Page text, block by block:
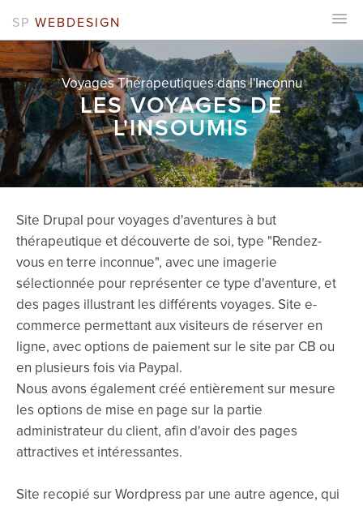
SP WEBDESIGN
Voyages Thérapeutiques dans l'Inconnu
LES VOYAGES DE
L'INSOUMIS
Site Drupal pour voyages d'aventures à but
thérapeutique et découverte de soi, type "Rendez-
vous en terre inconnue", avec une imagerie
sélectionnée pour représenter ce type d'aventure, et
des pages illustrant les différents voyages. Site e-
commerce permettant aux visiteurs de réserver en
ligne, avec options de paiement sur le site par CB ou
en plusieurs fois via Paypal.
Nous avons également créé entièrement sur mesure
les options de mise en page sur la partie
administrateur du client, afin d'avoir des pages
attractives et intéressantes.
Site recopié sur Wordpress par une autre agence, qui